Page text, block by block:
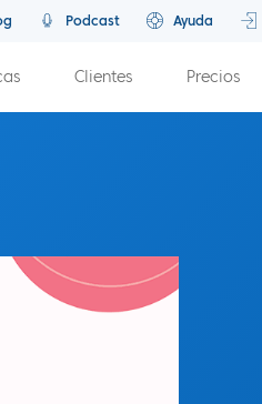
Podcast Ayuda
Clientes Precios
Episodio anterior